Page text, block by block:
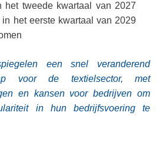
tweede kwartaal van 2027
het eerste kwartaal van 2029
een snel veranderend
voor de textielsector, met
en kansen voor bedrijven om
in hun bedrijfsvoering te